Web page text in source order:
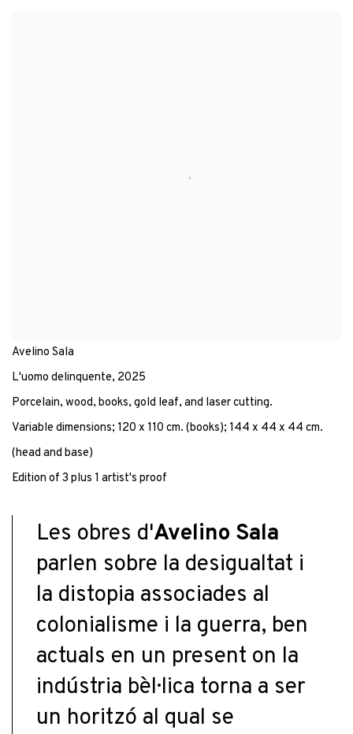
Avelino Sala
L'uomo delinquente, 2025
Porcelain, wood, books, gold leaf, and laser cutting.
Variable dimensions; 120 x 110 cm. (books); 144 x 44 x 44 cm.
(head and base)
Edition of 3 plus 1 artist's proof
Les obres d'Avelino Sala
parlen sobre la desigualtat i
la distopia associades al
colonialisme i la guerra, ben
actuals en un present on la
indústria bèl·lica torna a ser
un horitzó al qual se